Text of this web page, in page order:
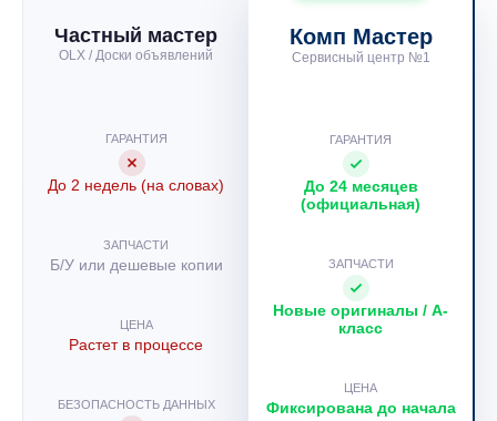
Частный мастер
OLX / Доски объявлений
ГАРАНТИЯ
До 2 недель (на словах)
ЗАПЧАСТИ
Б/У или дешевые копии
ЦЕНА
Растет в процессе
БЕЗОПАСНОСТЬ ДАННЫХ
Комп Мастер
Сервисный центр №1
ГАРАНТИЯ
До 24 месяцев
(официальная)
ЗАПЧАСТИ
Новые оригиналы / A-
класс
ЦЕНА
Фиксирована до начала